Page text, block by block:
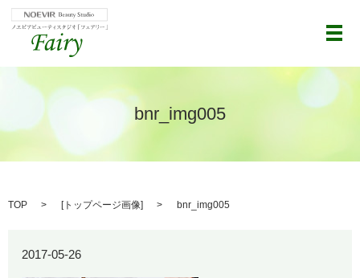
メ
bnr_img005
TOP [トップページ画像] bnr_img005
2017-05-26